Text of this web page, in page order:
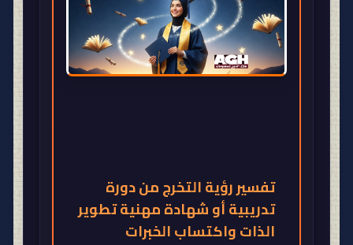
تفسير رؤية التخرج من دورة
تدريبية أو شهادة مهنية تطوير
الذات واكتساب الخبرات